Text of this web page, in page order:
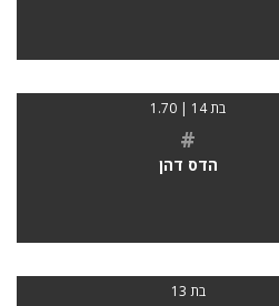
בת 14 | 1.70
#
הדס דהן
בת 13